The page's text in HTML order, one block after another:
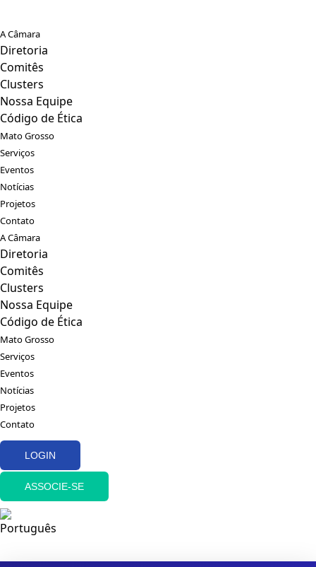
A Câmara
Diretoria
Comitês
Clusters
Nossa Equipe
Código de Ética
Mato Grosso
Serviços
Eventos
Notícias
Projetos
Contato
A Câmara
Diretoria
Comitês
Clusters
Nossa Equipe
Código de Ética
Mato Grosso
Serviços
Eventos
Notícias
Projetos
Contato
LOGIN
ASSOCIE-SE